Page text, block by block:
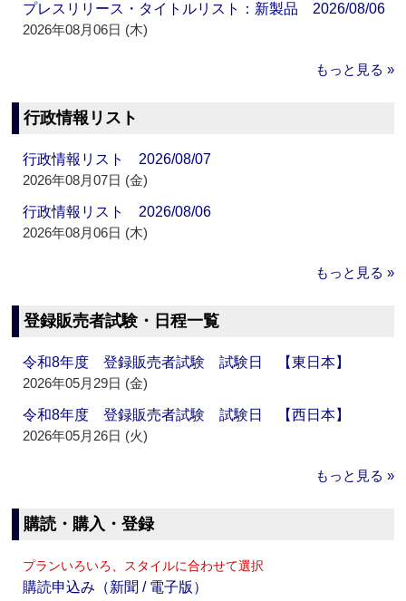
プレスリリース・タイトルリスト：新製品 2026/08/06
2026年08月06日 (木)
もっと見る »
行政情報リスト
行政情報リスト 2026/08/07
2026年08月07日 (金)
行政情報リスト 2026/08/06
2026年08月06日 (木)
もっと見る »
登録販売者試験・日程一覧
令和8年度 登録販売者試験 試験日 【東日本】
2026年05月29日 (金)
令和8年度 登録販売者試験 試験日 【西日本】
2026年05月26日 (火)
もっと見る »
購読・購入・登録
プランいろいろ、スタイルに合わせて選択
購読申込み（新聞 / 電子版）